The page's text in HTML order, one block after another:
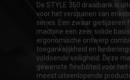
De STYLE 350 draaibank is
voor het verspanen van
series. Een zwaar gietijzeren
machine een zeer solide
ergonomische ontwerp
toegankelijkheid en
voldoende veiligheid. Deze
gewenste flexibiliteit voor het
meest uiteenlopende